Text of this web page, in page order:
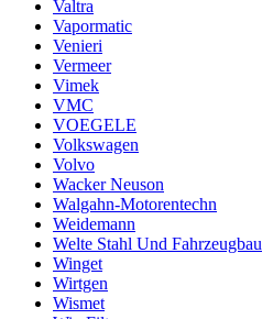
Valtra
Vapormatic
Venieri
Vermeer
Vimek
VMC
VOEGELE
Volkswagen
Volvo
Wacker Neuson
Walgahn-Motorentechn
Weidemann
Welte Stahl Und Fahrzeugbau
Winget
Wirtgen
Wismet